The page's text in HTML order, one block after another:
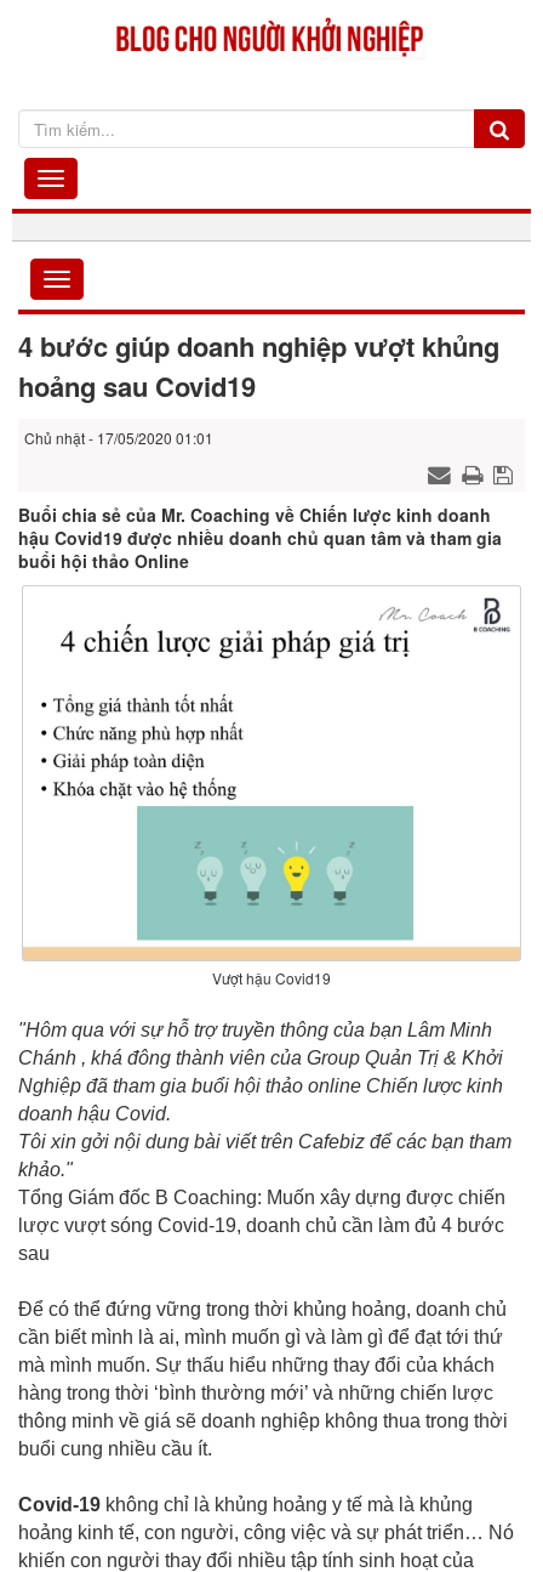
4 bước giúp doanh nghiệp vượt khủng
hoảng sau Covid19
Chủ nhật - 17/05/2020 01:01
Buổi chia sẻ của Mr. Coaching về Chiến lược kinh doanh
hậu Covid19 được nhiều doanh chủ quan tâm và tham gia
buổi hội thảo Online
Vượt hậu Covid19
"Hôm qua với sự hỗ trợ truyền thông của bạn Lâm Minh
Chánh , khá đông thành viên của Group Quản Trị & Khởi
Nghiệp đã tham gia buổi hội thảo online Chiến lược kinh
doanh hậu Covid.
Tôi xin gởi nội dung bài viết trên Cafebiz để các bạn tham
khảo."
Tổng Giám đốc B Coaching: Muốn xây dựng được chiến
lược vượt sóng Covid-19, doanh chủ cần làm đủ 4 bước
sau
Để có thể đứng vững trong thời khủng hoảng, doanh chủ
cần biết mình là ai, mình muốn gì và làm gì để đạt tới thứ
mà mình muốn. Sự thấu hiểu những thay đổi của khách
hàng trong thời ‘bình thường mới’ và những chiến lược
thông minh về giá sẽ doanh nghiệp không thua trong thời
buổi cung nhiều cầu ít.
Covid-19 không chỉ là khủng hoảng y tế mà là khủng
hoảng kinh tế, con người, công việc và sự phát triển… Nó
khiến con người thay đổi nhiều tập tính sinh hoạt của